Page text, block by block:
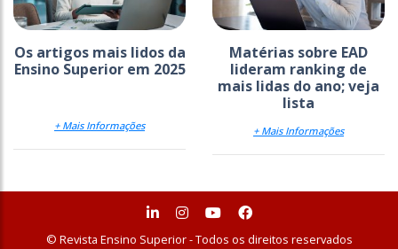
Os artigos mais lidos da
Ensino Superior em 2025
+ Mais Informações
Matérias sobre EAD
lideram ranking de
mais lidas do ano; veja
lista
+ Mais Informações
© Revista Ensino Superior - Todos os direitos reservados